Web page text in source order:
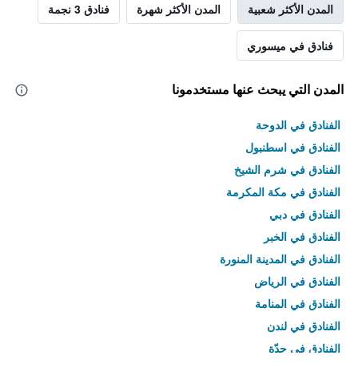
المدن الأكثر شعبية المدن الأكثر شهرة فنادق 3 نجمة
فنادق في ميسوري
المدن التي يبحث عنها مستخدمونا
الفنادق في الدوحة
الفنادق في اسطنبول
الفنادق في شرم الشيخ
الفنادق في مكة المكرمة
الفنادق في دبي
الفنادق في الخبر
الفنادق في المدينة المنورة
الفنادق في الرياض
الفنادق في المنامة
الفنادق في لندن
الفنادق في جدّة